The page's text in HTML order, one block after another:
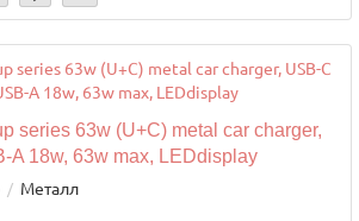
series 63w (U+C) metal car charger,
A 18w, 63w max, LEDdisplay
Металл